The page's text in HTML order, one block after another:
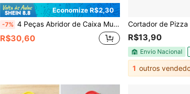
Economize R$2,30
-7% 4 Peças Abridor de Caixa Multifuncional, Cortador de Fita, Operação Fácil, Uso (Cor Aleatória)
R$30,60 R$13,90
Envio Nacional
1 outros